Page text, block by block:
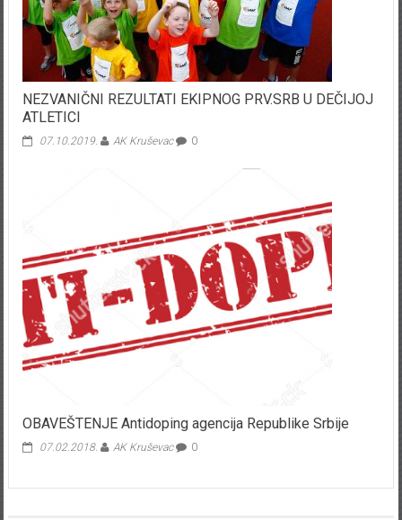
NEZVANIČNI REZULTATI EKIPNOG PRV.SRB U DEČIJOJ
ATLETICI
07.10.2019. AK Kruševac 0
OBAVEŠTENJE Antidoping agencija Republike Srbije
07.02.2018. AK Kruševac 0